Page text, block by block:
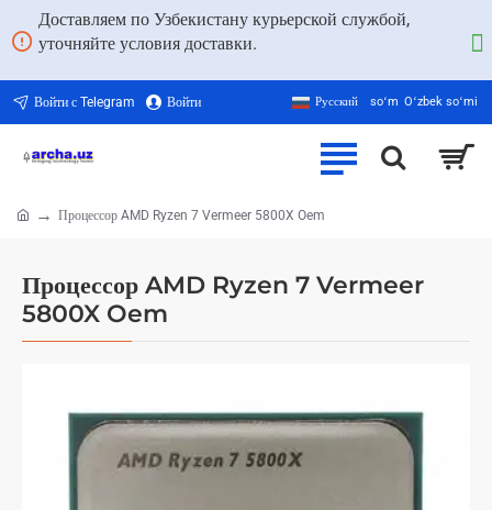
Доставляем по Узбекистану курьерской службой,
уточняйте условия доставки.
Войти с Telegram Войти Русский soʻm Oʻzbek soʻmi
Процессор AMD Ryzen 7 Vermeer
5800X Oem
Процессор AMD Ryzen 7 Vermeer 5800X Oem